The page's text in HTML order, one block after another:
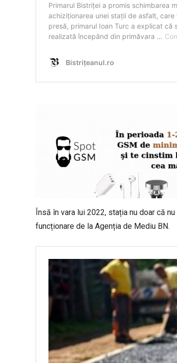
Însă în vara lui 2022, stația nu doar că
funcționare de la Agenția de Mediu BN.